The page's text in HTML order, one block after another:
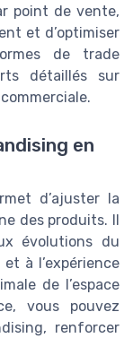
point de vente,
et d’optimiser
de trade
détaillés sur
en
d’ajuster la
des produits. Il
évolutions du
à l’expérience
de l’espace
vous pouvez
renforcer